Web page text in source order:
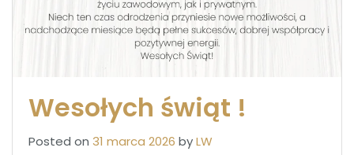
Wesołych świąt !
Posted on 31 marca 2026 byLW